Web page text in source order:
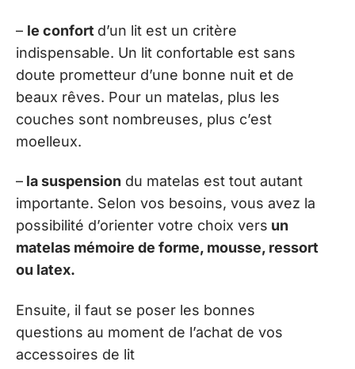
– le confort d’un lit est un critère
indispensable. Un lit confortable est sans
doute prometteur d’une bonne nuit et de
beaux rêves. Pour un matelas, plus les
couches sont nombreuses, plus c’est
moelleux.
– la suspension du matelas est tout autant
importante. Selon vos besoins, vous avez la
possibilité d’orienter votre choix vers un
matelas mémoire de forme, mousse, ressort
ou latex.
Ensuite, il faut se poser les bonnes
questions au moment de l’achat de vos
accessoires de lit